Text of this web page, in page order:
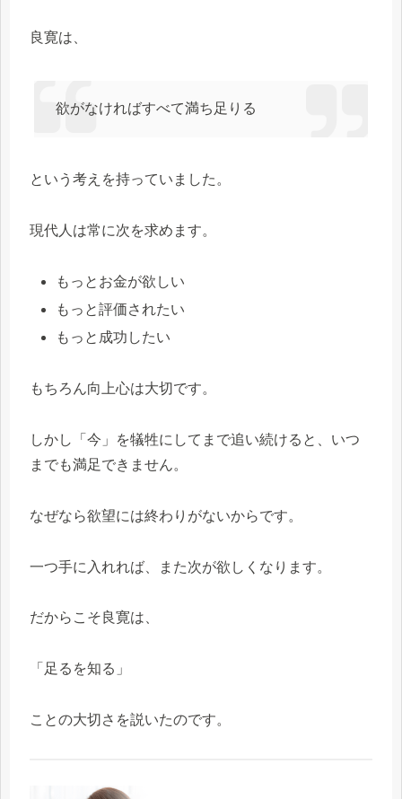
良寛は、
欲がなければすべて満ち足りる
という考えを持っていました。
現代人は常に次を求めます。
もっとお金が欲しい
もっと評価されたい
もっと成功したい
もちろん向上心は大切です。
しかし「今」を犠牲にしてまで追い続けると、いつ
までも満足できません。
なぜなら欲望には終わりがないからです。
一つ手に入れれば、また次が欲しくなります。
だからこそ良寛は、
「足るを知る」
ことの大切さを説いたのです。